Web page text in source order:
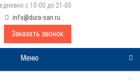
с 10-00 до 21-00
info@dura-san.ru
Заказать звонок
Меню